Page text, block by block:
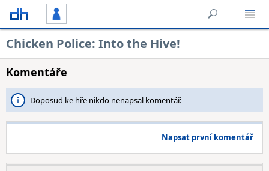
Chicken Police: Into the Hive!
Komentáře
Doposud ke hře nikdo nenapsal komentář.
Napsat první komentář